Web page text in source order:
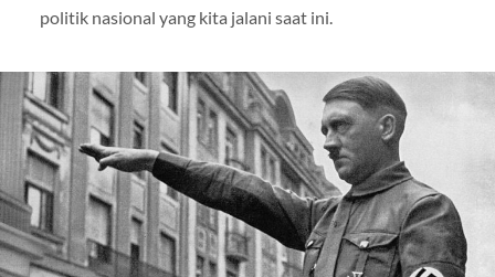
politik nasional yang kita jalani saat ini.